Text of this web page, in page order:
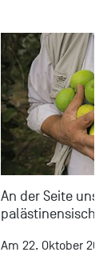
An der Seite
Am 22. Oktober